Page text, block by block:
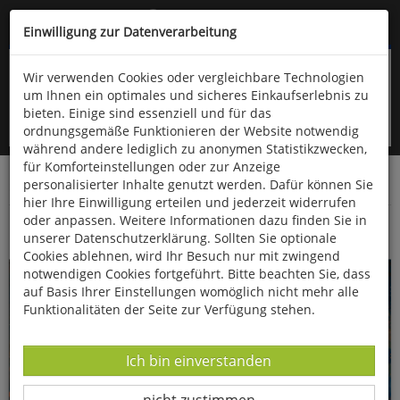
Kompletten Head der Seite überspringen
oder (06766) 9323-960
Startseite Bücher Essen & Trinken
Der Griller 2
Einwilligung zur Datenverarbeitung
Wir verwenden Cookies oder vergleichbare Technologien
um Ihnen ein optimales und sicheres Einkaufserlebnis zu
bieten. Einige sind essenziell und für das
ordnungsgemäße Funktionieren der Website notwendig
während andere lediglich zu anonymen Statistikzwecken,
für Komforteinstellungen oder zur Anzeige
personalisierter Inhalte genutzt werden. Dafür können Sie
hier Ihre Einwilligung erteilen und jederzeit widerrufen
oder anpassen. Weitere Informationen dazu finden Sie in
unserer Datenschutzerklärung. Sollten Sie optionale
Cookies ablehnen, wird Ihr Besuch nur mit zwingend
notwendigen Cookies fortgeführt. Bitte beachten Sie, dass
auf Basis Ihrer Einstellungen womöglich nicht mehr alle
Funktionalitäten der Seite zur Verfügung stehen.
Datenverarbeitung -
Ich bin einverstanden